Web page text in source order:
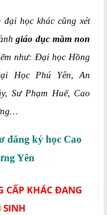
học khác cũng xét
giáo dục mầm non
như: Đại học Hồng
Học Phú Yên, An
Sư Phạm Huế, Cao
đăng ký học Cao
Yên
CẤP KHÁC ĐANG
SINH